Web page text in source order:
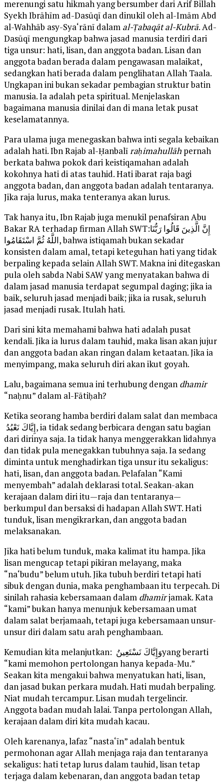
merenungi satu hikmah yang bersumber dari Arif Billah
Syekh Ibrāhīm ad-Dasūqī dan dinukil oleh al-Imām Abd
al-Wahhāb asy-Sya‘rānī dalam al-Ṭabaqāt al-Kubrā. Ad-
Dasūqī mengungkap bahwa jasad manusia terdiri dari
tiga unsur: hati, lisan, dan anggota badan. Lisan dan
anggota badan berada dalam pengawasan malaikat,
sedangkan hati berada dalam penglihatan Allah Taala.
Ungkapan ini bukan sekadar pembagian struktur batin
manusia. Ia adalah peta spiritual. Menjelaskan
bagaimana manusia dinilai dan di mana letak pusat
keselamatannya.
Para ulama juga menegaskan bahwa inti segala kebaikan
adalah hati. Ibn Rajab al-Ḥanbalīraḥimahullāh pernah
berkata bahwa pokok dari keistiqamahan adalah
kokohnya hati di atas tauhid. Hati ibarat raja bagi
anggota badan, dan anggota badan adalah tentaranya.
Jika raja lurus, maka tenteranya akan lurus.
Tak hanya itu, Ibn Rajab juga menukil penafsiran Abu
Bakar RA terhadap firman Allah SWT:إِنَّ الَّذِينَ قَالُوا رَبُّنَا
اللَّهُ ثُمَّ اسْتَقَامُوا, bahwa istiqamah bukan sekadar
konsisten dalam amal, tetapi keteguhan hati yang tidak
berpaling kepada selain Allah SWT. Makna ini ditegaskan
pula oleh sabda Nabi SAW yang menyatakan bahwa di
dalam jasad manusia terdapat segumpal daging; jika ia
baik, seluruh jasad menjadi baik; jika ia rusak, seluruh
jasad menjadi rusak. Itulah hati.
Dari sini kita memahami bahwa hati adalah pusat
kendali. Jika ia lurus dalam tauhid, maka lisan akan jujur
dan anggota badan akan ringan dalam ketaatan. Jika ia
menyimpang, maka seluruh diri akan ikut goyah.
Lalu, bagaimana semua ini terhubung dengan dhamir
“naḥnu” dalam al-Fātiḥah?
Ketika seorang hamba berdiri dalam salat dan membaca
dari dirinya saja. Ia tidak hanya menggerakkan lidahnya
dan tidak pula menegakkan tubuhnya saja. Ia sedang
diminta untuk menghadirkan tiga unsur itu sekaligus:
hati, lisan, dan anggota badan. Pelafalan “Kami
menyembah” adalah deklarasi total. Seakan-akan
kerajaan dalam diri itu—raja dan tentaranya—
berkumpul dan bersaksi di hadapan Allah SWT. Hati
tunduk, lisan mengikrarkan, dan anggota badan
melaksanakan.
Jika hati belum tunduk, maka kalimat itu hampa. Jika
lisan mengucap tetapi pikiran melayang, maka
“na‘budu” belum utuh. Jika tubuh berdiri tetapi hati
sibuk dengan dunia, maka penghambaan itu terpecah. Di
sinilah rahasia kebersamaan dalam dhamīrjamak. Kata
“kami” bukan hanya menunjuk kebersamaan umat
dalam salat berjamaah, tetapi juga kebersamaan unsur-
unsur diri dalam satu arah penghambaan.
Kemudian kita melanjutkan: وَإِيَّاكَ نَسْتَعِينُyang berarti
“kami memohon pertolongan hanya kepada-Mu.”
Seakan kita mengakui bahwa menyatukan hati, lisan,
dan jasad bukan perkara mudah. Hati mudah berpaling.
Niat mudah tercampur. Lisan mudah tergelincir.
Anggota badan mudah lalai. Tanpa pertolongan Allah,
kerajaan dalam diri kita mudah kacau.
Oleh karenanya, lafaz “nasta‘īn” adalah bentuk
permohonan agar Allah menjaga raja dan tentaranya
sekaligus: hati tetap lurus dalam tauhid, lisan tetap
terjaga dalam kebenaran, dan anggota badan tetap